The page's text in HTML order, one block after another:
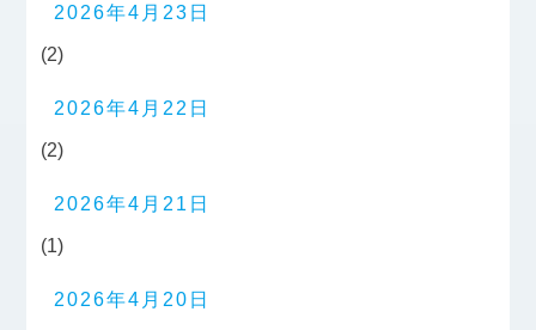
2026年4月23日
(2)
2026年4月22日
(2)
2026年4月21日
(1)
2026年4月20日